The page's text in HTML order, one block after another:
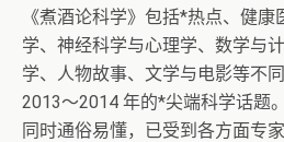
《煮酒论科学》包括*热点、健
学、神经科学与心理学、数学与
学、人物故事、文学与电影等不
2013～2014 年的*尖端科学话题
同时通俗易懂，已受到各方面专